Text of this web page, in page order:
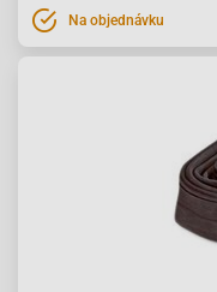
Na objednávku